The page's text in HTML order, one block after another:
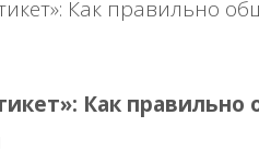
Как правильно